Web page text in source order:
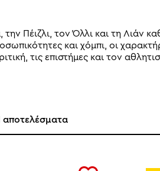
Πέιζλι, τον Όλλι και τη
και χόμπι, οι
τις επιστήμες και τον
αποτελέσματα